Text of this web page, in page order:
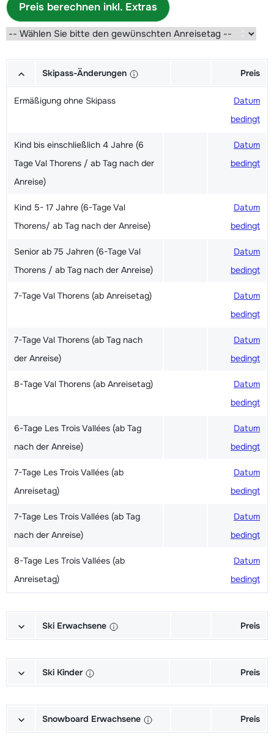
Preis berechnen inkl. Extras
Skipass-Änderungen Preis
Ermäßigung ohne Skipass
Datum
bedingt
Kind bis einschließlich 4 Jahre (6
Tage Val Thorens / ab Tag nach der
Anreise)
Datum
bedingt
Kind 5- 17 Jahre (6-Tage Val
Thorens/ ab Tag nach der Anreise)
Datum
bedingt
Senior ab 75 Jahren (6-Tage Val
Thorens / ab Tag nach der Anreise)
Datum
bedingt
7-Tage Val Thorens (ab Anreisetag)
Datum
bedingt
7-Tage Val Thorens (ab Tag nach
der Anreise)
Datum
bedingt
8-Tage Val Thorens (ab Anreisetag)
Datum
bedingt
6-Tage Les Trois Vallées (ab Tag
nach der Anreise)
Datum
bedingt
7-Tage Les Trois Vallées (ab
Anreisetag)
Datum
bedingt
7-Tage Les Trois Vallées (ab Tag
nach der Anreise)
Datum
bedingt
8-Tage Les Trois Vallées (ab
Anreisetag)
Datum
bedingt
Ski Erwachsene Preis
(Excellence) (6/7 Tage)
bedingt
(6/7 Tage)
bedingt
Ski Kinder Preis
Stöcke (6/7 Tage)
bedingt
Snowboard Erwachsene Preis